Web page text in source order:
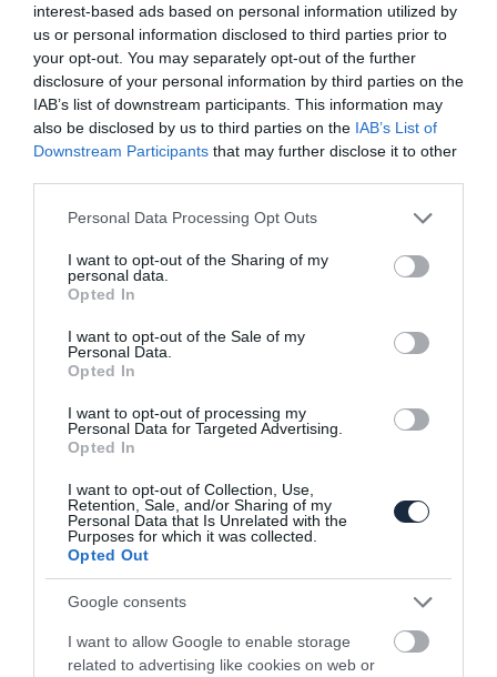
interest-based ads based on personal information utilized by
us or personal information disclosed to third parties prior to
your opt-out. You may separately opt-out of the further
disclosure of your personal information by third parties on the
IAB’s list of downstream participants. This information may
also be disclosed by us to third parties on the IAB’s List of
Downstream Participants that may further disclose it to other
Please note that this website/app uses one or more Google
not limited to your visit or usage behaviour. You may click to
grant or deny consent to Google and its third-party tags to
use your data for below specified purposes in below Google
consent section.
Personal Data Processing Opt Outs
I want to opt-out of the Sharing of my
personal data.
Opted In
I want to opt-out of the Sale of my
Personal Data.
Opted In
I want to opt-out of processing my
Personal Data for Targeted Advertising.
Opted In
I want to opt-out of Collection, Use,
Retention, Sale, and/or Sharing of my
Personal Data that Is Unrelated with the
Purposes for which it was collected.
Opted Out
Google consents
I want to allow Google to enable storage
related to advertising like cookies on web or
Ezer lóerős kínai
szörnyeteg
hírek,Chevrolet,Corvette,Icona,szuper-sportkocsi,
hetekben, hogy a kínaiak remek másolók.
Most azonban valami eredetivel rukkoltak